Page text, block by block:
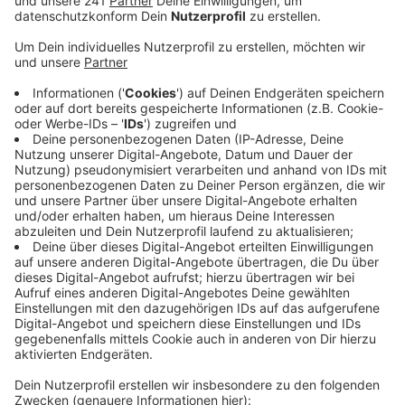
Fraktion ändern.
Veröffentlicht: Freitag, 10.07.2020 16:19
Anzeige
In einem entsprechenden Antrag an die
Stadtverwaltung fordern die Politiker die Stadt auf
die Öffnungszeiten der Tiefgarage unter dem
Verwaltungsgebäude am Goetheplatz auszuweiten.
Die Fraktion fordert, dass die Tiefgarage am
Wochenende und auch unter der Woche nachts auf
hat.
Von dort aus könne man auf kurzem Weg ins Scala-
Kino und in die Opladener Kneipen und Restaurants.
Aktuell würden am Wochenende über 100 Stellplätze
in der Tiefgarage ungenutzt frei bleiben.